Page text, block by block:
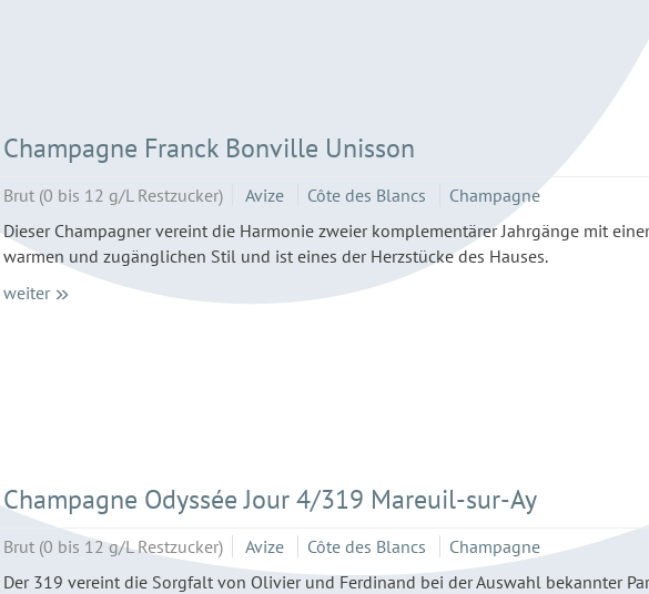
Champagne Franck Bonville Unisson
Brut (0 bis 12 g/L Restzucker) Avize Côte des Blancs
Champagne
Dieser Champagner vereint die Harmonie zweier komplementärer Jahrgänge mit
warmen und zugänglichen Stil und ist eines der Herzstücke des Hauses.
weiter
Champagne Odyssée Jour 4/319 Mareuil-sur-Ay
Brut (0 bis 12 g/L Restzucker) Avize Côte des Blancs
Champagne
Der 319 vereint die Sorgfalt von Olivier und Ferdinand bei der Auswahl bekannter